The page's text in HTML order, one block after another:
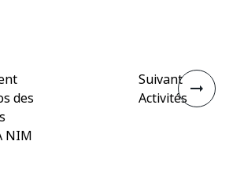
des
NIM
Suivant
Activités